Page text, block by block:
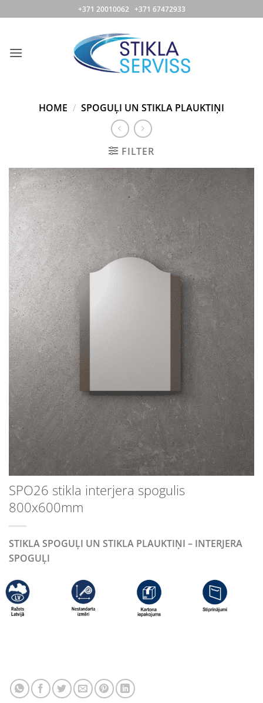
to
+371 20010062 +371 67472933
HOME / SPOGUĻI UN STIKLA PLAUKTIŅI
FILTER
SPO26 stikla interjera spogulis
800x600mm
STIKLA SPOGUĻI UN STIKLA PLAUKTIŅI – INTERJERA
SPOGUĻI